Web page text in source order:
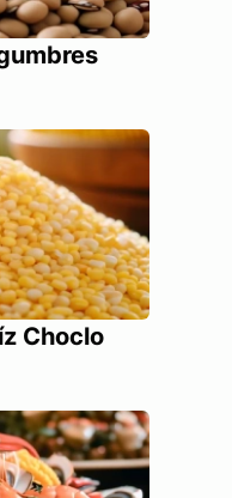
Choclo